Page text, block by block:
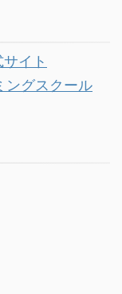
イト
ングスクール